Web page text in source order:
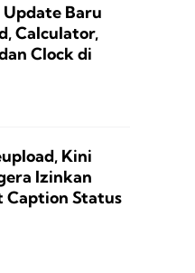
Baru
Calculator,
Clock di
Kini
Izinkan
Caption Status